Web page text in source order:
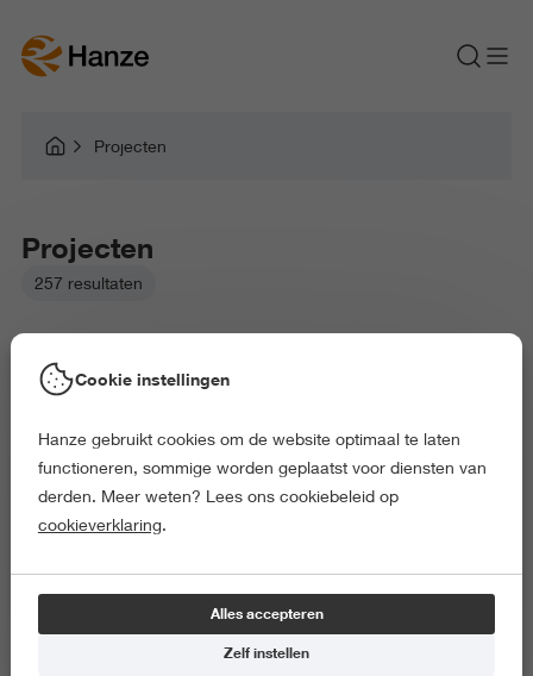
Projecten
Projecten
257 resultaten
Gekozen filters:
Aarde en Milieu
Onderwijs en Opvoeding
Gezondheid en Sport
Gedrag en Maatschappij
Exact en Informatica
Cookie instellingen
Hanze gebruikt cookies om de website optimaal te laten
functioneren, sommige worden geplaatst voor diensten van
derden. Meer weten? Lees ons cookiebeleid op
cookieverklaring.
Alles accepteren
Zelf instellen